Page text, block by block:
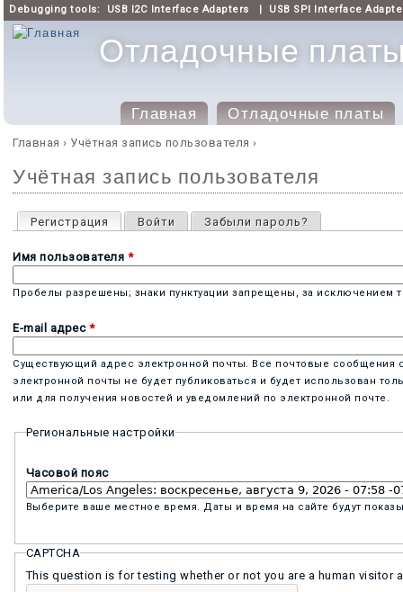
Debugging tools: USB I2C Interface Adapters | USB SPI Interface
Отладочные платы
Главное менюГлавная Отладочные платы
Вы здесь
Главная › Учётная запись пользователя ›
Учётная запись пользователя
Главные вкладки
Регистрация (активная вкладка)
Войти Забыли пароль?
Имя пользователя *
Пробелы разрешены; знаки пунктуации запрещены, за исключением
E-mail адрес *
Существующий адрес электронной почты. Все почтовые сообщения с
электронной почты не будет публиковаться и будет использован
или для получения новостей и уведомлений по электронной почте.
Региональные настройки
Часовой пояс
Выберите ваше местное время. Даты и время на сайте будут
CAPTCHA
This question is for testing whether or not you are a human visitor